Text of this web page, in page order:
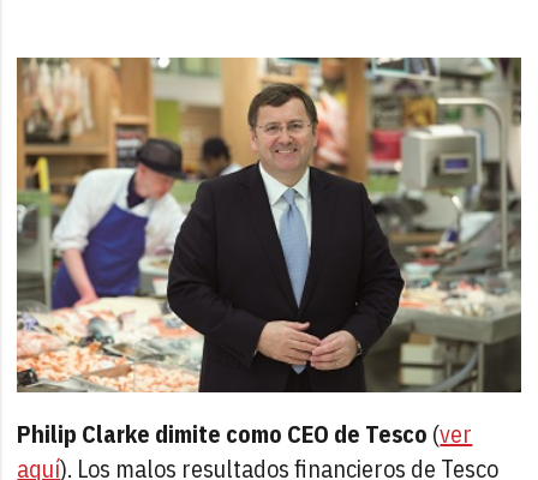
Philip Clarke dimite como CEO de Tesco (ver
aquí). Los malos resultados financieros de Tesco